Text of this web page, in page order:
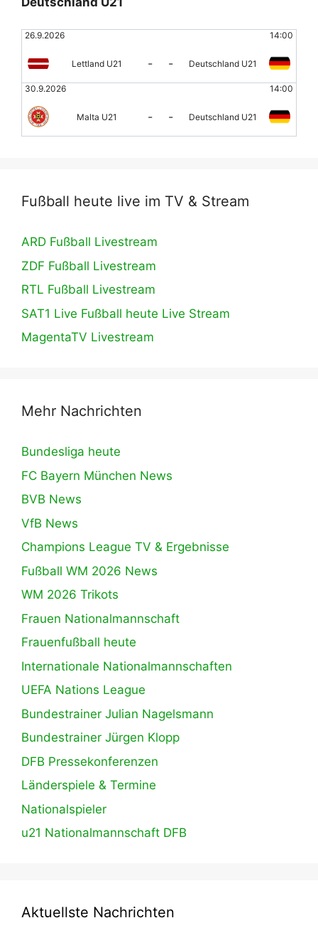
26.9.2026 14:00
Lettland U21 - - Deutschland U21
30.9.2026 14:00
Malta U21 - - Deutschland U21
Fußball heute live im TV & Stream
ARD Fußball Livestream
ZDF Fußball Livestream
RTL Fußball Livestream
SAT1 Live Fußball heute Live Stream
MagentaTV Livestream
Mehr Nachrichten
Bundesliga heute
FC Bayern München News
BVB News
VfB News
Champions League TV & Ergebnisse
Fußball WM 2026 News
WM 2026 Trikots
Frauen Nationalmannschaft
Frauenfußball heute
Internationale Nationalmannschaften
UEFA Nations League
Bundestrainer Julian Nagelsmann
Bundestrainer Jürgen Klopp
DFB Pressekonferenzen
Länderspiele & Termine
Nationalspieler
u21 Nationalmannschaft DFB
Aktuellste Nachrichten